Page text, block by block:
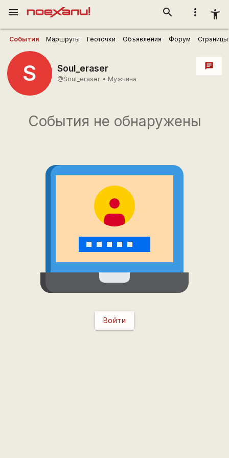
more_vert accessibility_new
search
menu
События Маршруты Геоточки Объявления Форум Страницы
S Soul_eraser
@Soul_eraser • Мужчина
chat
События не обнаружены
Войти